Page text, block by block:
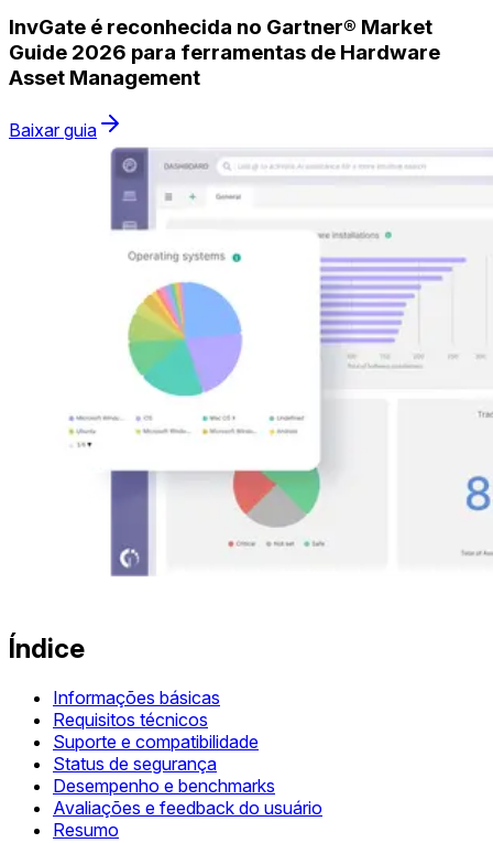
InvGate é reconhecida no Gartner® Market
Guide 2026 para ferramentas de Hardware
Asset Management
Baixar guia
Índice
Informações básicas
Requisitos técnicos
Suporte e compatibilidade
Status de segurança
Desempenho e benchmarks
Avaliações e feedback do usuário
Resumo